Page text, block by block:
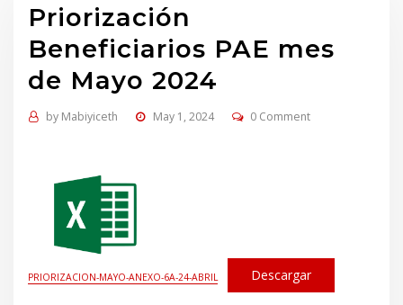
Priorización
Beneficiarios PAE mes
de Mayo 2024
by Mabiyiceth May 1, 2024 0 Comment
PRIORIZACION-MAYO-ANEXO-6A-24-ABRIL Descargar